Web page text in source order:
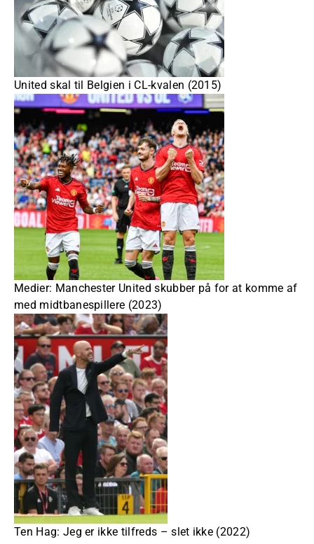
United skal til Belgien i CL-kvalen (2015)
Medier: Manchester United skubber på for at komme af
med midtbanespillere (2023)
Ten Hag: Jeg er ikke tilfreds – slet ikke (2022)